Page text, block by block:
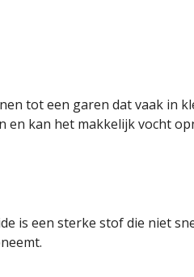
tot een garen dat vaak in
kan het makkelijk vocht
is een sterke stof die niet